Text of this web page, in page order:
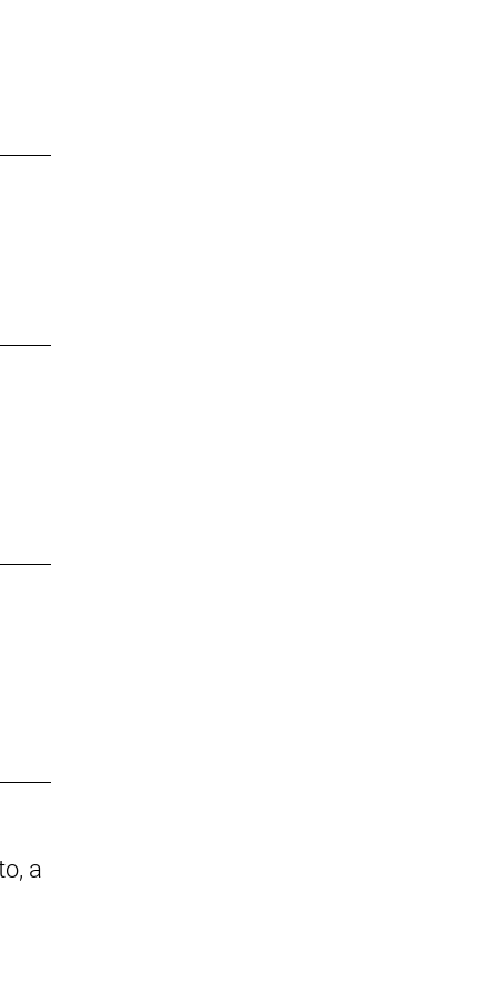
a